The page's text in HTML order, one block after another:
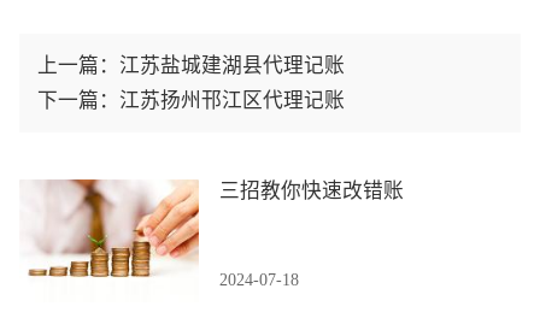
上一篇： 江苏盐城建湖县代理记账
下一篇： 江苏扬州邗江区代理记账
三招教你快速改错账
2024-07-18